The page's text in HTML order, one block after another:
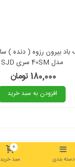
مدل 40SM سری SJD
180,000 تومان
افزودن به سبد خرید
دسته بندی سبد خرید
0